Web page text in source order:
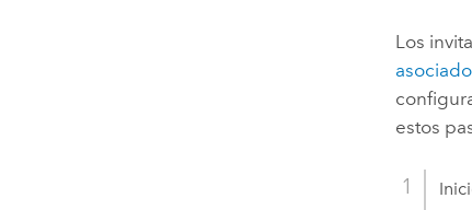
Los
asociado
estos